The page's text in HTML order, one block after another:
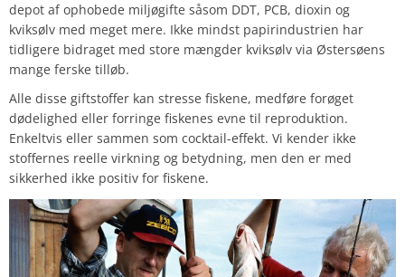
depot af ophobede miljøgifte såsom DDT, PCB, dioxin og
kviksølv med meget mere. Ikke mindst papirindustrien har
tidligere bidraget med store mængder kviksølv via Østersøens
mange ferske tilløb.
Alle disse giftstoffer kan stresse fiskene, medføre forøget
dødelighed eller forringe fiskenes evne til reproduktion.
Enkeltvis eller sammen som cocktail-effekt. Vi kender ikke
stoffernes reelle virkning og betydning, men den er med
sikkerhed ikke positiv for fiskene.